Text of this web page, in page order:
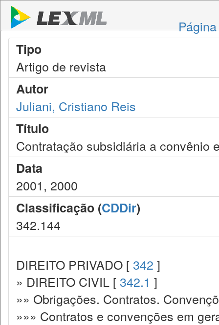
Tipo
Artigo de revista
Autor
Juliani, Cristiano Reis
Título
Contratação subsidiária a convênio
Data
2001, 2000
Classificação (CDDir)
342.144
DIREITO PRIVADO [ 342 ]
» DIREITO CIVIL [ 342.1 ]
»» Obrigações. Contratos.
»»» Contratos e convenções em